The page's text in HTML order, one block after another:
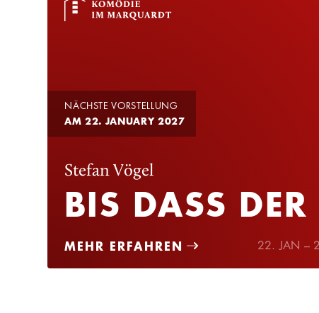
NÄCHSTE VORSTELLUNG
AM 22. JANUARY 2027
Stefan Vögel
BIS DASS DER
MEHR ERFAHREN 22. JAN –